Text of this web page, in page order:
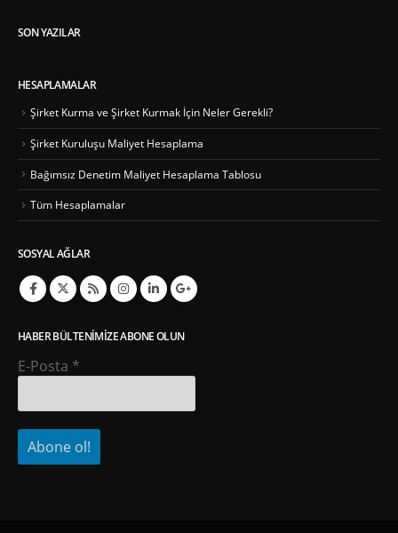
SON YAZILAR
HESAPLAMALAR
Şirket Kurma ve Şirket Kurmak İçin Neler Gerekli?
Şirket Kuruluşu Maliyet Hesaplama
Bağımsız Denetim Maliyet Hesaplama Tablosu
Tüm Hesaplamalar
SOSYAL AĞLAR
HABER BÜLTENIMIZE ABONE OLUN
E-Posta *